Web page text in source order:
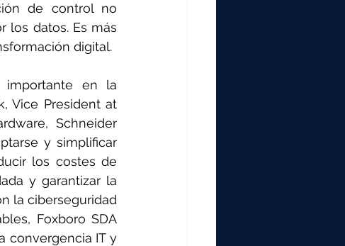
de control no
los datos. Es más
digital.
importante en la
Vice President at
Schneider
y simplificar
los costes de
y garantizar la
la ciberseguridad
Foxboro SDA
convergencia IT y